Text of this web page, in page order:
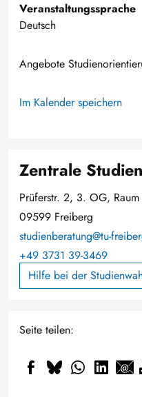
Veranstaltungssprache
Deutsch
Angebote
Im Kalender speichern
Zentrale
Prüferstr. 2, 3. OG,
09599 Freiberg
studienberatung@tu-
+49 3731 39-3469
Hilfe bei der
Seite teilen: